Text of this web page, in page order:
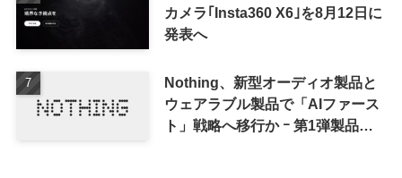
カメラ｢Insta360 X6｣を8月12日に
発表へ
Nothing、新型オーディオ製品と
ウェアラブル製品で「AIファース
ト」戦略へ移行か ｰ 第1弾製品は